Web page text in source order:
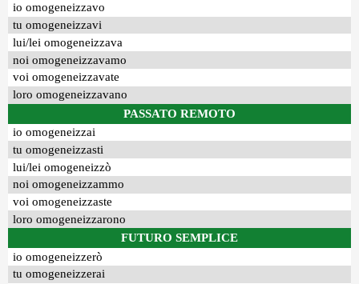
io omogeneizzavo
tu omogeneizzavi
lui/lei omogeneizzava
noi omogeneizzavamo
voi omogeneizzavate
loro omogeneizzavano
PASSATO REMOTO
io omogeneizzai
tu omogeneizzasti
lui/lei omogeneizzò
noi omogeneizzammo
voi omogeneizzaste
loro omogeneizzarono
FUTURO SEMPLICE
io omogeneizzerò
tu omogeneizzerai